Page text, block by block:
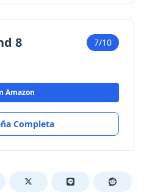
8 7/10
Amazon
Completa